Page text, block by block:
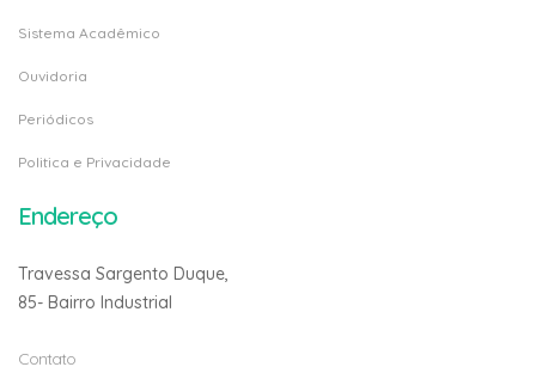
Sistema Acadêmico
Ouvidoria
Periódicos
Politica e Privacidade
Endereço
Travessa Sargento Duque,
85- Bairro Industrial
Contato